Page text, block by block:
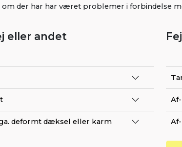
der har har været problemer i forbindelse
eller andet
deformt dæksel eller karm